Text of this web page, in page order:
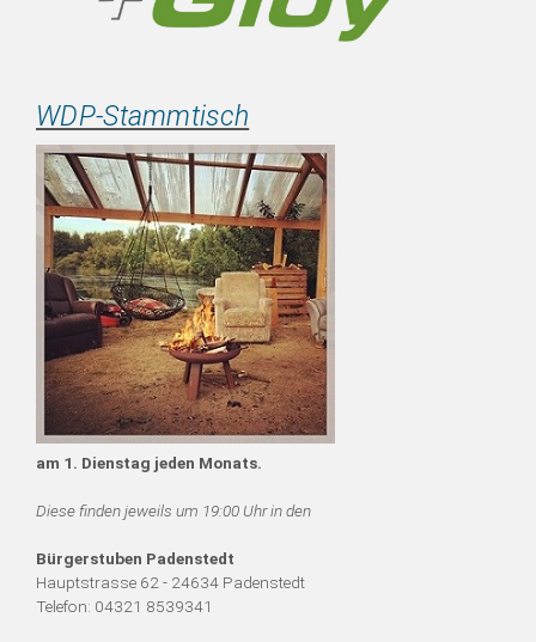
WDP-Stammtisch
am 1. Dienstag jeden Monats.
Diese finden jeweils um 19:00 Uhr in den
Bürgerstuben Padenstedt
Hauptstrasse 62 - 24634 Padenstedt
Telefon: 04321 8539341